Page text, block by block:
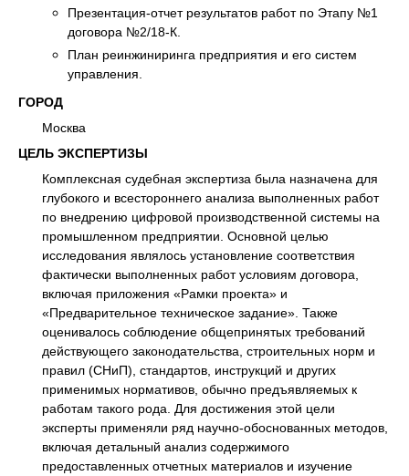
Презентация-отчет результатов работ по Этапу №1
договора №2/18-К.
План реинжиниринга предприятия и его систем
управления.
ГОРОД
Москва
ЦЕЛЬ ЭКСПЕРТИЗЫ
Комплексная судебная экспертиза была назначена для
глубокого и всестороннего анализа выполненных работ
по внедрению цифровой производственной системы на
промышленном предприятии. Основной целью
исследования являлось установление соответствия
фактически выполненных работ условиям договора,
включая приложения «Рамки проекта» и
«Предварительное техническое задание». Также
оценивалось соблюдение общепринятых требований
действующего законодательства, строительных норм и
правил (СНиП), стандартов, инструкций и других
применимых нормативов, обычно предъявляемых к
работам такого рода. Для достижения этой цели
эксперты применяли ряд научно-обоснованных методов,
включая детальный анализ содержимого
предоставленных отчетных материалов и изучение